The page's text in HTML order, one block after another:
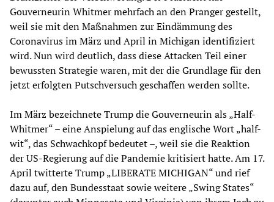
Gouverneurin Whitmer mehrfach an den Pranger gestellt,
weil sie mit den Maßnahmen zur Eindämmung des
Coronavirus im März und April in Michigan identifiziert
wird. Nun wird deutlich, dass diese Attacken Teil einer
bewussten Strategie waren, mit der die Grundlage für den
jetzt erfolgten Putschversuch geschaffen werden sollte.
Im März bezeichnete Trump die Gouverneurin als „Half-
Whitmer“ – eine Anspielung auf das englische Wort „half-
wit“, das Schwachkopf bedeutet –, weil sie die Reaktion
der US-Regierung auf die Pandemie kritisiert hatte. Am 17.
April twitterte Trump „LIBERATE MICHIGAN“ und rief
dazu auf, den Bundesstaat sowie weitere „Swing States“